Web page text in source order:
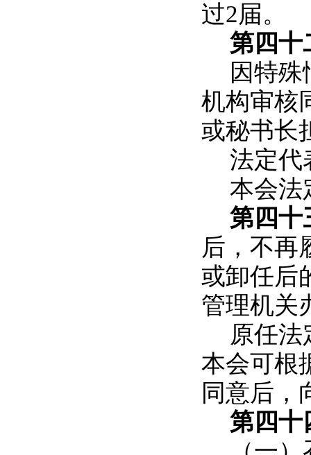
过2届。
第四十
因特
机构审核
或秘书长
法定代
本会法
第四十
后，不再
或卸任后
管理机关
原任
本会可根
同意后，
第四十